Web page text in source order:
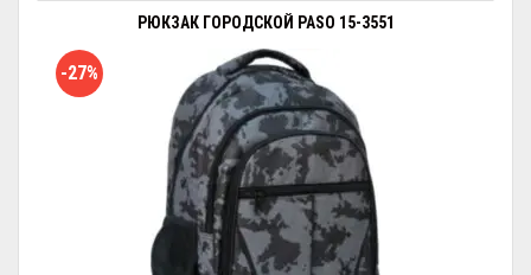
РЮКЗАК ГОРОДСКОЙ PASO 15-3551
-27%